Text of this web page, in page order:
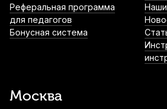
Реферальная программа
для педагогов
Бонусная система
Москва